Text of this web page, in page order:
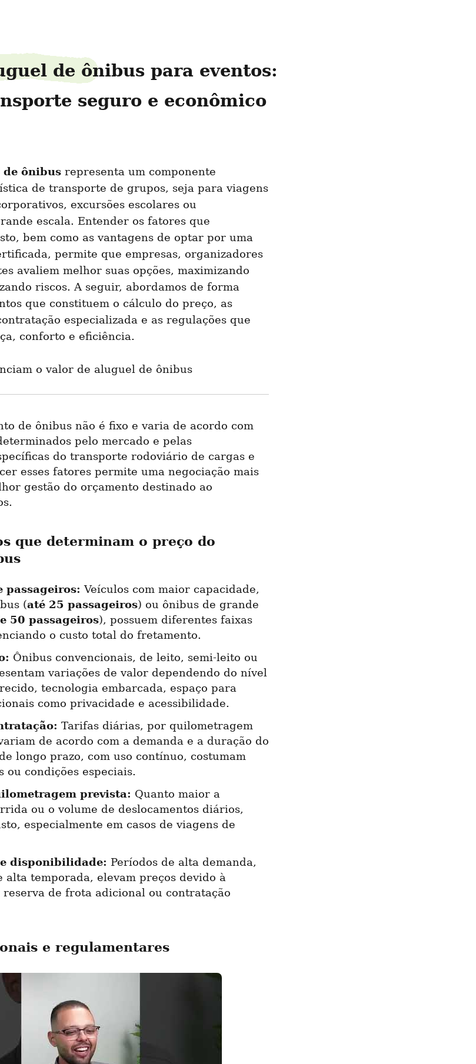
de ônibus para eventos:
seguro e econômico
ônibus representa um componente
de transporte de grupos, seja para viagens
excursões escolares ou
escala. Entender os fatores que
bem como as vantagens de optar por uma
permite que empresas, organizadores
avaliem melhor suas opções, maximizando
riscos. A seguir, abordamos de forma
que constituem o cálculo do preço, as
especializada e as regulações que
conforto e eficiência.
o valor de aluguel de ônibus
de ônibus não é fixo e varia de acordo com
pelo mercado e pelas
do transporte rodoviário de cargas e
esses fatores permite uma negociação mais
gestão do orçamento destinado ao
que determinam o preço do
passageiros: Veículos com maior capacidade,
(até 25 passageiros) ou ônibus de grande
50 passageiros), possuem diferentes faixas
o custo total do fretamento.
Ônibus convencionais, de leito, semi-leito ou
variações de valor dependendo do nível
tecnologia embarcada, espaço para
como privacidade e acessibilidade.
Tarifas diárias, por quilometragem
de acordo com a demanda e a duração do
longo prazo, com uso contínuo, costumam
ou condições especiais.
prevista: Quanto maior a
ou o volume de deslocamentos diários,
especialmente em casos de viagens de
disponibilidade: Períodos de alta demanda,
alta temporada, elevam preços devido à
reserva de frota adicional ou contratação
e regulamentares